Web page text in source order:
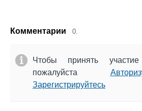
Комментарии 0.
Чтобы принять
пожалуйста
Зарегистрируйтесь